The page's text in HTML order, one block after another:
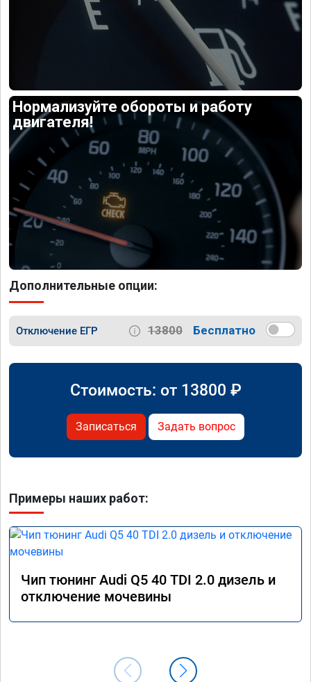
Нормализуйте обороты и работу
двигателя!
Дополнительные опции:
Отключение ЕГР 13800 Бесплатно
Стоимость: от 13800 ₽
Записаться Задать вопрос
Примеры наших работ:
Чип тюнинг Audi Q5 40 TDI 2.0 дизель и
отключение мочевины